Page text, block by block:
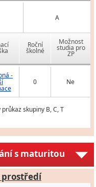
A
Roční
školné
Možnost
studia pro
ZP
-
0 Ne
skupiny B, C, T
s maturitou
prostředí